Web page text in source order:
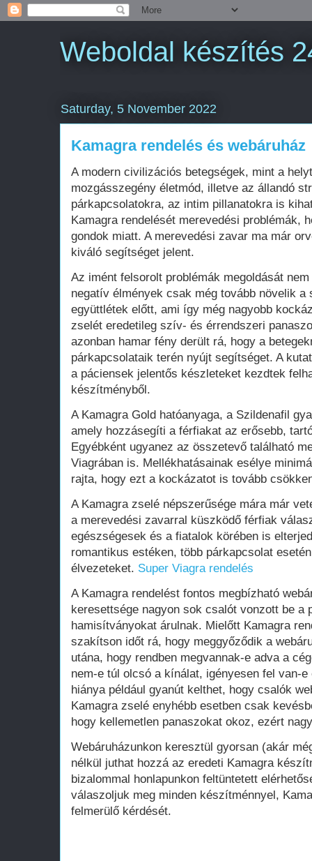
Weboldal készítés
Saturday, 5 November 2022
Kamagra rendelés és webáruház
A modern civilizációs betegségek, mint a
mozgásszegény életmód, illetve az állandó
párkapcsolatokra, az intim pillanatokra is
Kamagra rendelését merevedési problémák,
gondok miatt. A merevedési zavar ma már
kiváló segítséget jelent.
Az imént felsorolt problémák megoldását
negatív élmények csak még tovább növelik
együttlétek előtt, ami így még nagyobb
zselét eredetileg szív- és érrendszeri
azonban hamar fény derült rá, hogy a
párkapcsolataik terén nyújt segítséget. A
a páciensek jelentős készleteket kezdtek
készítményből.
A Kamagra Gold hatóanyaga, a Szildenafil
amely hozzásegíti a férfiakat az erősebb,
Egyébként ugyanez az összetevő található
Viagrában is. Mellékhatásainak esélye
rajta, hogy ezt a kockázatot is tovább
A Kamagra zselé népszerűsége mára már
a merevedési zavarral küszködő férfiak
egészségesek és a fiatalok körében is
romantikus estéken, több párkapcsolat
élvezeteket. Super Viagra rendelés
A Kamagra rendelést fontos megbízható
keresettsége nagyon sok csalót vonzott be a
hamisítványokat árulnak. Mielőtt Kamagra
szakítson időt rá, hogy meggyőződik a
utána, hogy rendben megvannak-e adva a
nem-e túl olcsó a kínálat, igényesen fel van-
hiánya például gyanút kelthet, hogy csalók
Kamagra zselé enyhébb esetben csak
hogy kellemetlen panaszokat okoz, ezért
Webáruházunkon keresztül gyorsan (akár
nélkül juthat hozzá az eredeti Kamagra
bizalommal honlapunkon feltüntetett
válaszoljuk meg minden készítménnyel,
felmerülő kérdését.